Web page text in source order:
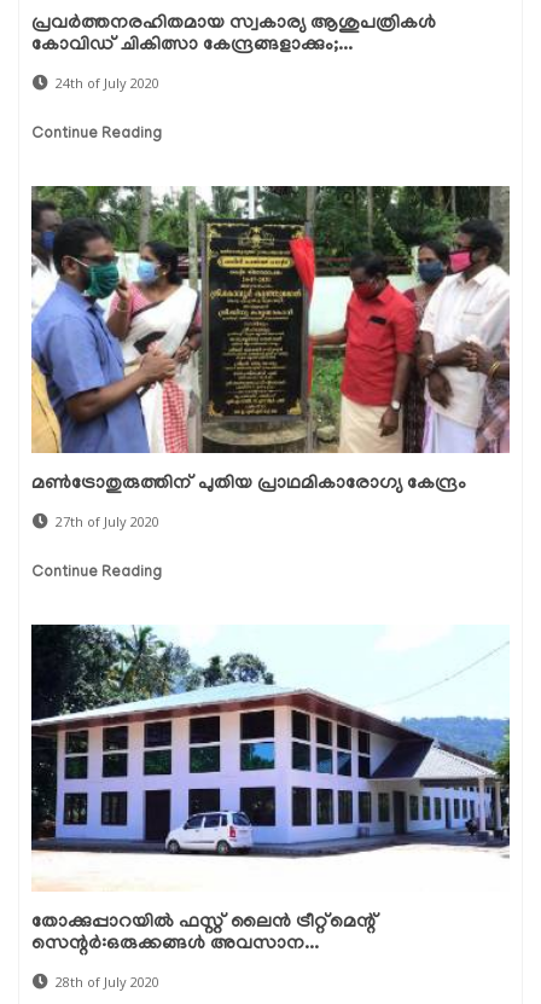
പ്രവര്‍ത്തനരഹിതമായ സ്വകാര്യ ആശുപത്രികള്‍
കോവിഡ് ചികിത്സാ കേന്ദ്രങ്ങളാക്കും;...
24th of July 2020
Continue Reading
മണ്‍ട്രോതുരുത്തിന് പുതിയ പ്രാഥമികാരോഗ്യ കേന്ദ്രം
27th of July 2020
Continue Reading
തോക്കുപ്പാറയില്‍ ഫസ്റ്റ് ലൈന്‍ ട്രീറ്റ്മെന്റ്
സെന്റര്‍:ഒരുക്കങ്ങള്‍ അവസാന...
28th of July 2020